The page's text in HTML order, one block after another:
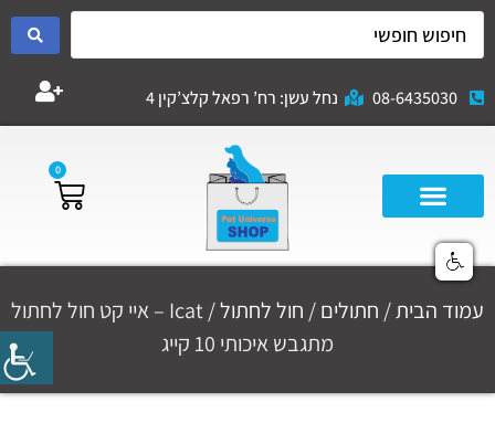
08-6435030 נחל עשן: רח’ רפאל קלצ’קין 4
0
עמוד הבית/ חתולים/ חול לחתול
/ Icat – איי קט חול לחתול
מתגבש איכותי 10 קייג